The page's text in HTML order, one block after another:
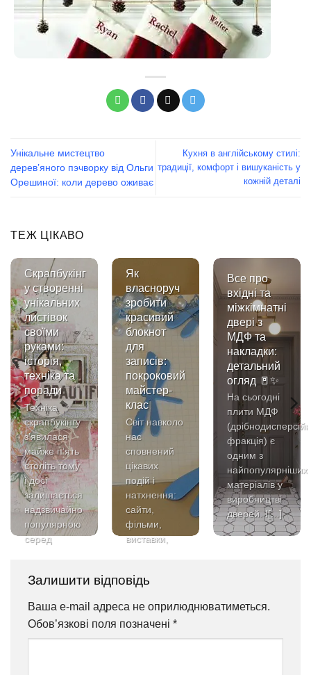
Унікальне мистецтво
дерев’яного пэчворку від Ольги
Орешиної: коли дерево оживає
Кухня в англійському стилі:
традиції, комфорт і вишуканість у
кожній деталі
ТЕЖ ЦІКАВО
Скрапбукінг
у створенні
унікальних
листівок
своїми
руками:
історія,
техніка та
поради
Техніка
скрапбукінгу
з’явилася
майже п’ять
століть тому
і досі
залишається
надзвичайно
популярною
серед
Як
власноруч
зробити
красивий
блокнот
для
записів:
покроковий
майстер-
клас
Світ навколо
нас
сповнений
цікавих
подій і
натхнення:
сайти,
фільми,
виставки,
поети, книги.
Все про
вхідні та
міжкімнатні
двері з
МДФ та
накладки:
детальний
огляд 🚪✨
На сьогодні
плити МДФ
фракція) є
одним з
найпопулярніших
матеріалів у
виробництві
дверей. І[...]
Залишити відповідь
Ваша e-mail адреса не оприлюднюватиметься.
Обов’язкові поля позначені *